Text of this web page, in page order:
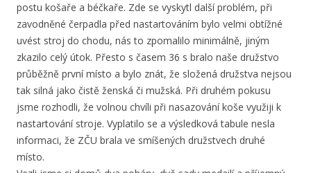
postu košaře a béčkaře. Zde se vyskytl další problém, při
zavodněné čerpadla před nastartováním bylo velmi obtížné
uvést stroj do chodu, nás to zpomalilo minimálně, jiným
zkazilo celý útok. Přesto s časem 36 s bralo naše družstvo
průběžně první místo a bylo znát, že složená družstva nejsou
tak silná jako čistě ženská či mužská. Při druhém pokusu
jsme rozhodli, že volnou chvíli při nasazování koše využiji k
nastartování stroje. Vyplatilo se a výsledková tabule nesla
informaci, že ZČU brala ve smíšených družstvech druhé
místo.